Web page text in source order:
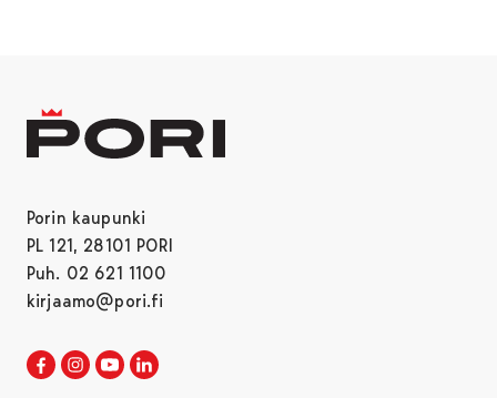
Porin kaupunki
PL 121, 28101 PORI
Puh. 02 621 1100
kirjaamo@pori.fi
Porin kaupunki Facebookissa
Avautuu uudessa välilehdessä
Porin kaupunki Instagramissa
Avautuu uudessa välilehdessä
Porin kaupunki Youtubessa
Avautuu uudessa välilehdessä